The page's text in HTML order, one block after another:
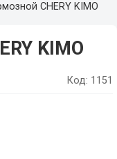
CHERY KIMO
KIMO
Код: 1151